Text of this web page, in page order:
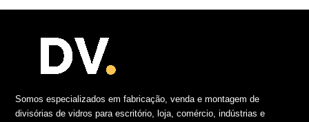
Somos especializados em fabricação, venda e montagem de
divisórias de vidros para escritório, loja, comércio, indústrias e